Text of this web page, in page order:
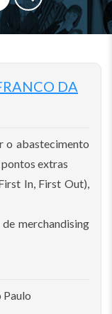
DA
o abastecimento
extras
In, First Out),
merchandising
Paulo